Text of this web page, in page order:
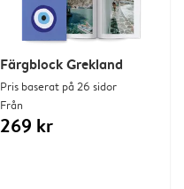
Färgblock Grekland
Pris baserat på 26 sidor
Från
269 kr